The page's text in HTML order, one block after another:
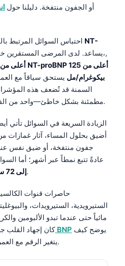
أو الجفون منتفخة. دليلنا حول
احتباس السوائل المرتبط NT-
يساعد. لدى المرضى المستقرين خارج المستشفى،,
BNP أعلى من 35 بيكوغرام/مل NT-proBNP أعلى من 125
بيكوغرام/مل يستحق سياقاً مع
السمنة قد تُضعف هذه
مطمئنة بشكل خاطئ—واحد من الفخاخ الأكثر دقة التي أراها.
الزيادة السريعة في السوائل تأتي
أضيق بحلول المساء، آثار غمازات
جفون منتفخة، أو ضيق نفس عند
عادةً تتبع نمطاً عبر أشهر؛ أما
إلى 72 ساعةثم تتقلب بشكل كبير.
حاصرات قنوات
الستيرويدية، الستيرويدات،
مائياً حتى عندما تبدو الألبومين
كان إجهاد القلبدليل BNP
يتغير الرقم مع العمر ووظائف الكلى والسمنة.